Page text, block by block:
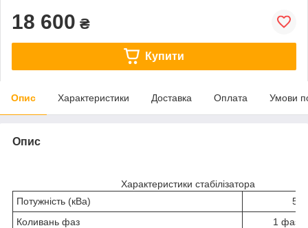
18 600 ₴
Купити
Опис Характеристики Доставка Оплата Умови
Опис
Характеристики стабілізатора
Потужність (кВа)
Коливань фаз
1 фаза